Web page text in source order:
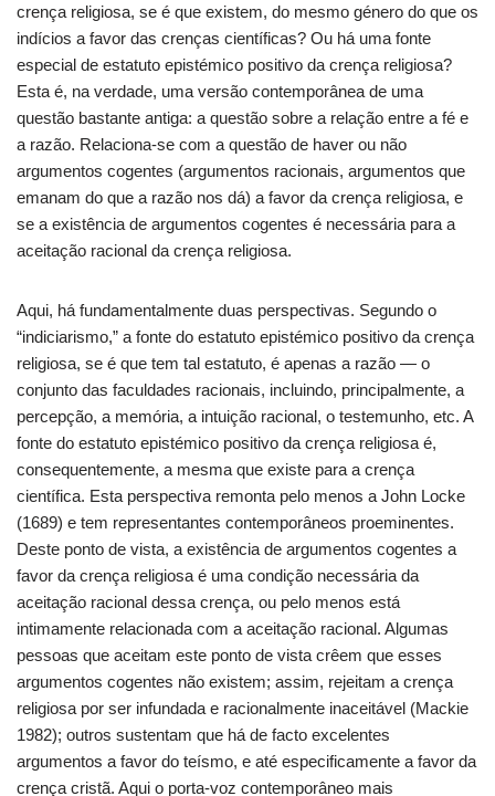
crença religiosa, se é que existem, do mesmo género do que os
indícios a favor das crenças científicas? Ou há uma fonte
especial de estatuto epistémico positivo da crença religiosa?
Esta é, na verdade, uma versão contemporânea de uma
questão bastante antiga: a questão sobre a relação entre a fé e
a razão. Relaciona-se com a questão de haver ou não
argumentos cogentes (argumentos racionais, argumentos que
emanam do que a razão nos dá) a favor da crença religiosa, e
se a existência de argumentos cogentes é necessária para a
aceitação racional da crença religiosa.
Aqui, há fundamentalmente duas perspectivas. Segundo o
“indiciarismo,” a fonte do estatuto epistémico positivo da crença
religiosa, se é que tem tal estatuto, é apenas a razão — o
conjunto das faculdades racionais, incluindo, principalmente, a
percepção, a memória, a intuição racional, o testemunho, etc. A
fonte do estatuto epistémico positivo da crença religiosa é,
consequentemente, a mesma que existe para a crença
científica. Esta perspectiva remonta pelo menos a John Locke
(1689) e tem representantes contemporâneos proeminentes.
Deste ponto de vista, a existência de argumentos cogentes a
favor da crença religiosa é uma condição necessária da
aceitação racional dessa crença, ou pelo menos está
intimamente relacionada com a aceitação racional. Algumas
pessoas que aceitam este ponto de vista crêem que esses
argumentos cogentes não existem; assim, rejeitam a crença
religiosa por ser infundada e racionalmente inaceitável (Mackie
1982); outros sustentam que há de facto excelentes
argumentos a favor do teísmo, e até especificamente a favor da
crença cristã. Aqui o porta-voz contemporâneo mais